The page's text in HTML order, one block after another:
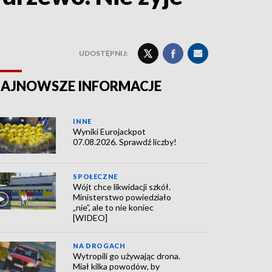
UDOSTĘPNIJ:
INFORMACJE
INNE
Wyniki Eurojackpot
07.08.2026. Sprawdź liczby!
SPOŁECZNE
Wójt chce likwidacji szkół.
Ministerstwo powiedziało
„nie”, ale to nie koniec
[WIDEO]
NA DROGACH
Wytropili go używając drona.
Miał kilka powodów, by